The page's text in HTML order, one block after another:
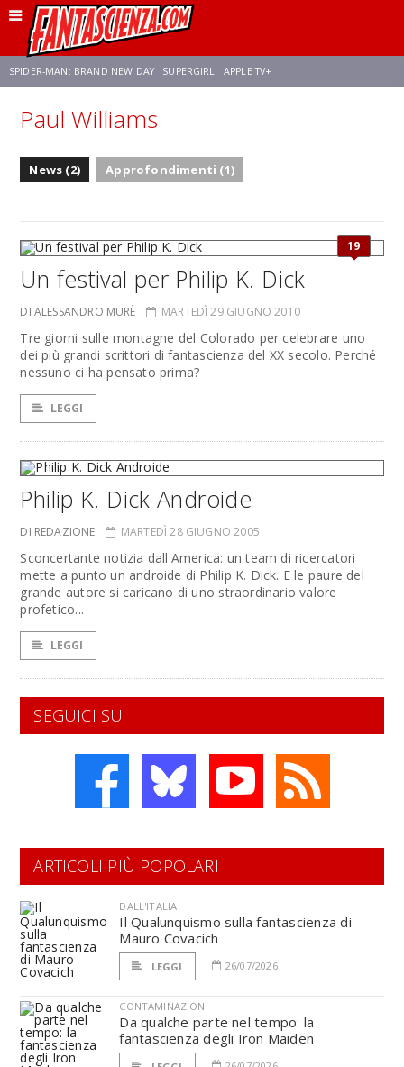
SPIDER-MAN: BRAND NEW DAY SUPERGIRL APPLE TV+
FRANCO RICCIARDIELLO ZENDAYA
Paul Williams
News (2) Approfondimenti (1)
19
Un festival per Philip K. Dick
DI ALESSANDRO MURÈ MARTEDÌ 29 GIUGNO 2010
Tre giorni sulle montagne del Colorado per celebrare uno
dei più grandi scrittori di fantascienza del XX secolo. Perché
nessuno ci ha pensato prima?
LEGGI
Philip K. Dick Androide
DI REDAZIONE MARTEDÌ 28 GIUGNO 2005
Sconcertante notizia dall'America: un team di ricercatori
mette a punto un androide di Philip K. Dick. E le paure del
grande autore si caricano di uno straordinario valore
profetico...
LEGGI
SEGUICI SU
ARTICOLI PIÙ POPOLARI
DALL'ITALIA
Il Qualunquismo sulla fantascienza di
Mauro Covacich
LEGGI 26/07/2026
CONTAMINAZIONI
Da qualche parte nel tempo: la
fantascienza degli Iron Maiden